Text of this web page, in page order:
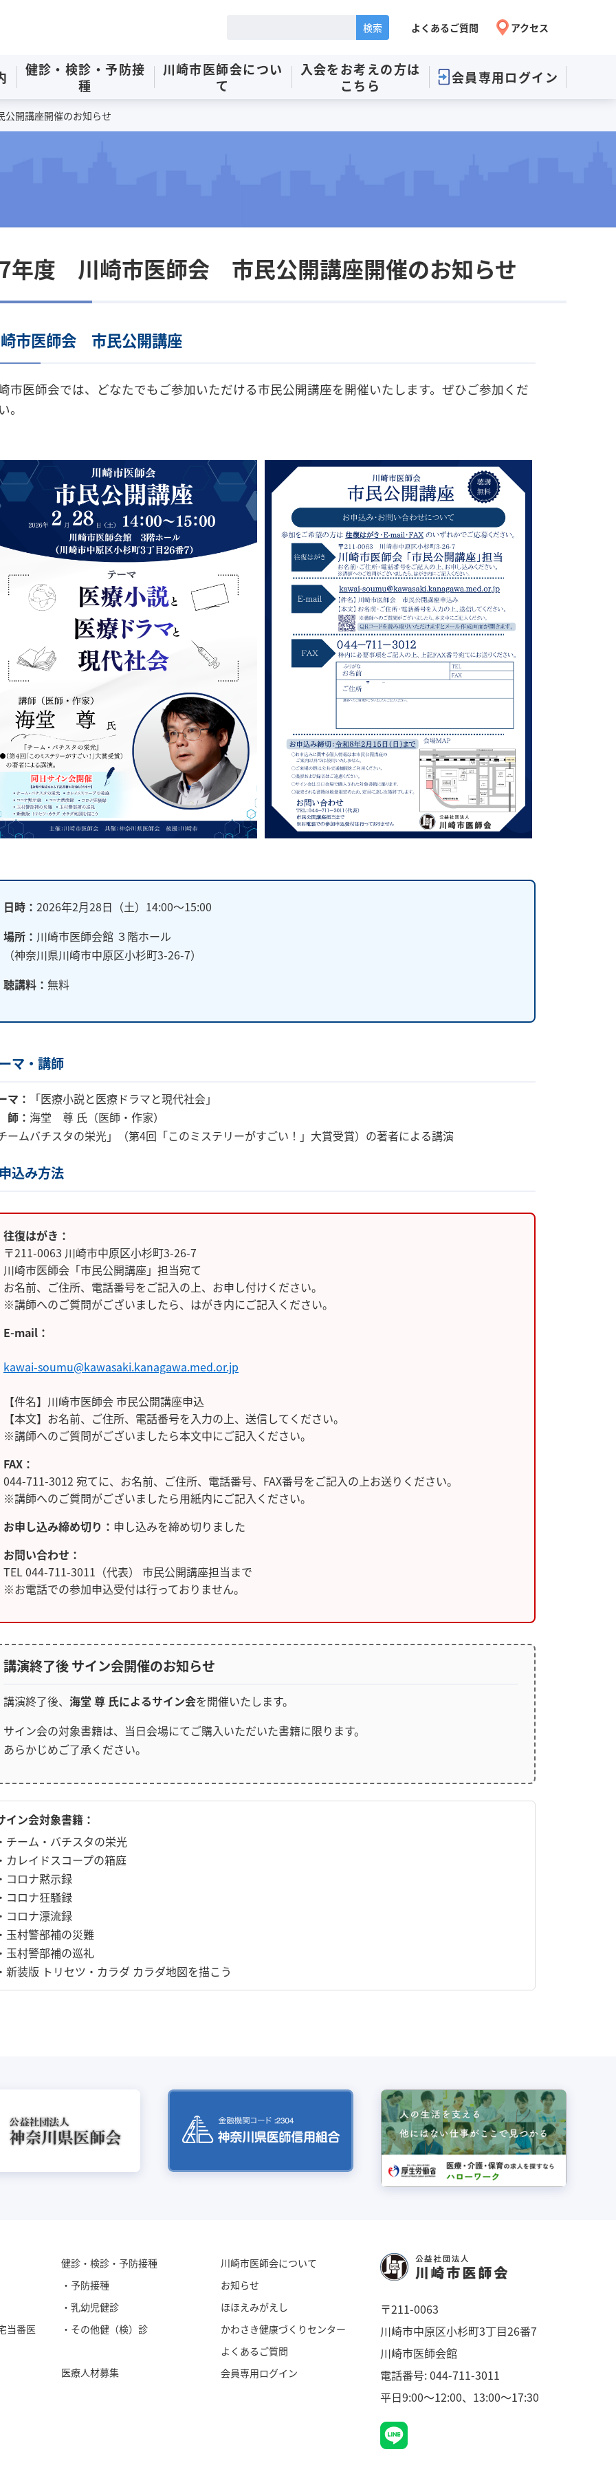
よくあるご質問 アクセス
健診・検診・予防接
種
川崎市医師会につい
て
入会をお考えの方は
こちら
会員専用ログイン
開講座開催のお知らせ
年度 川崎市医師会 市民公開講座開催のお知らせ
市医師会 市民公開講座
市医師会では、どなたでもご参加いただける市民公開講座を開催いたします。ぜひご参加くだ
。
日時： 2026年2月28日（土）14:00～15:00
場所： 川崎市医師会館 ３階ホール
（神奈川県川崎市中原区小杉町3-26-7）
聴講料： 無料
マ・講師
マ：
「医療小説と医療ドラマと現代社会」
： 海堂 尊 氏（医師・作家）
チームバチスタの栄光」（第4回「このミステリーがすごい！」大賞受賞）の著者による講演
込み方法
往復はがき：
〒211-0063 川崎市中原区小杉町3-26-7
川崎市医師会「市民公開講座」担当宛て
お名前、ご住所、電話番号をご記入の上、お申し付けください。
※講師へのご質問がございましたら、はがき内にご記入ください。
E-mail：
kawai-soumu@kawasaki.kanagawa.med.or.jp
【件名】川崎市医師会 市民公開講座申込
【本文】お名前、ご住所、電話番号を入力の上、送信してください。
※講師へのご質問がございましたら本文中にご記入ください。
FAX：
044-711-3012 宛てに、お名前、ご住所、電話番号、FAX番号をご記入の上お送りください。
※講師へのご質問がございましたら用紙内にご記入ください。
お申し込み締め切り： 申し込みを締め切りました
お問い合わせ：
TEL 044-711-3011（代表） 市民公開講座担当まで
※お電話での参加申込受付は行っておりません。
講演終了後 サイン会開催のお知らせ
講演終了後、 海堂 尊 氏によるサイン会を開催いたします。
サイン会の対象書籍は、当日会場にてご購入いただいた書籍に限ります。
あらかじめご了承ください。
イン会対象書籍：
・チーム・バチスタの栄光
・カレイドスコープの箱庭
・コロナ黙示録
・コロナ狂騒録
・コロナ漂流録
・玉村警部補の災難
・玉村警部補の巡礼
・新装版 トリセツ・カラダ カラダ地図を描こう
当番医
健診・検診・予防接種
・予防接種
・乳幼児健診
・その他健（検）診
医療人材募集
川崎市医師会について
お知らせ
ほほえみがえし
かわさき健康づくりセンター
よくあるご質問
会員専用ログイン
〒211-0063
川崎市中原区小杉町3丁目26番7
川崎市医師会館
電話番号:044-711-3011
平日9:00～12:00、13:00～17:30